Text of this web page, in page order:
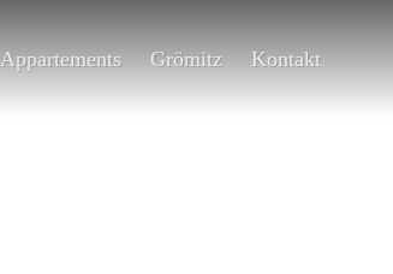
Appartements Grömitz Kontakt